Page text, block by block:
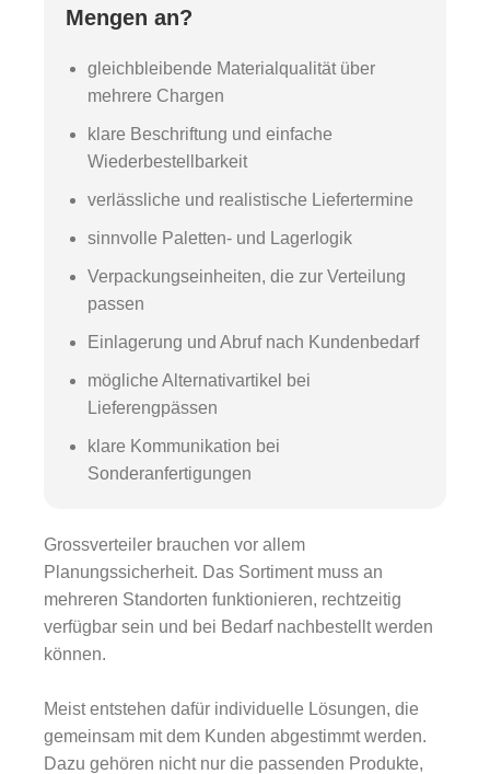
Mengen an?
gleichbleibende Materialqualität über
mehrere Chargen
klare Beschriftung und einfache
Wiederbestellbarkeit
verlässliche und realistische Liefertermine
sinnvolle Paletten- und Lagerlogik
Verpackungseinheiten, die zur Verteilung
passen
Einlagerung und Abruf nach Kundenbedarf
mögliche Alternativartikel bei
Lieferengpässen
klare Kommunikation bei
Sonderanfertigungen
Grossverteiler brauchen vor allem
Planungssicherheit. Das Sortiment muss an
mehreren Standorten funktionieren, rechtzeitig
verfügbar sein und bei Bedarf nachbestellt werden
können.
Meist entstehen dafür individuelle Lösungen, die
gemeinsam mit dem Kunden abgestimmt werden.
Dazu gehören nicht nur die passenden Produkte,